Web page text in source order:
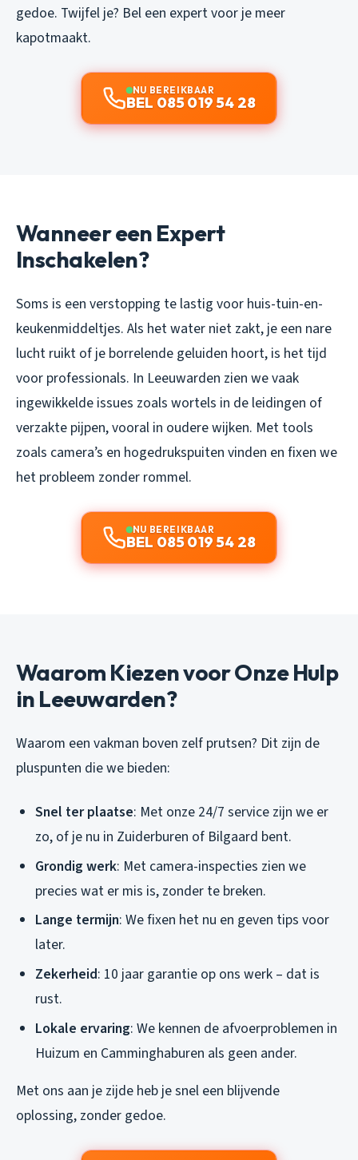
gedoe. Twijfel je? Bel een expert voor je meer
kapotmaakt.
NU BEREIKBAAR
BEL 085 019 54 28
Wanneer een Expert
Inschakelen?
Soms is een verstopping te lastig voor huis-tuin-en-
keukenmiddeltjes. Als het water niet zakt, je een nare
lucht ruikt of je borrelende geluiden hoort, is het tijd
voor professionals. In Leeuwarden zien we vaak
ingewikkelde issues zoals wortels in de leidingen of
verzakte pijpen, vooral in oudere wijken. Met tools
zoals camera’s en hogedrukspuiten vinden en fixen we
het probleem zonder rommel.
NU BEREIKBAAR
BEL 085 019 54 28
Waarom Kiezen voor Onze Hulp
in Leeuwarden?
Waarom een vakman boven zelf prutsen? Dit zijn de
pluspunten die we bieden:
Snel ter plaatse: Met onze 24/7 service zijn we er
zo, of je nu in Zuiderburen of Bilgaard bent.
Grondig werk: Met camera-inspecties zien we
precies wat er mis is, zonder te breken.
Lange termijn: We fixen het nu en geven tips voor
later.
Zekerheid: 10 jaar garantie op ons werk – dat is
rust.
Lokale ervaring: We kennen de afvoerproblemen in
Huizum en Camminghaburen als geen ander.
Met ons aan je zijde heb je snel een blijvende
oplossing, zonder gedoe.